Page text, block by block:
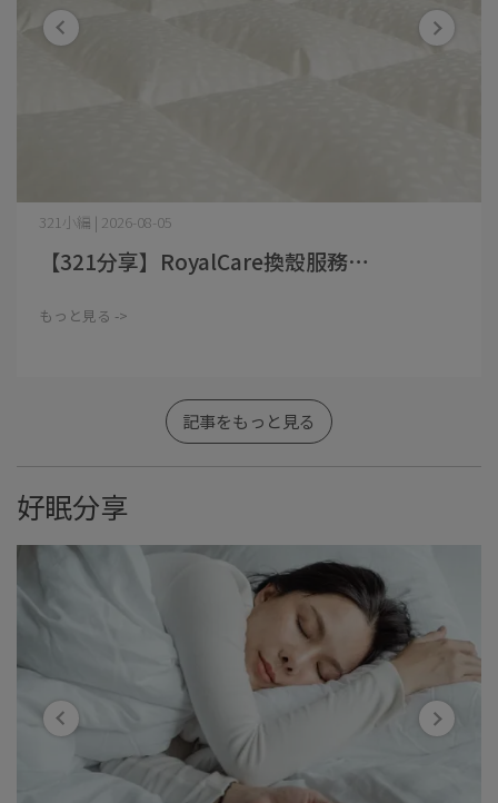
321小編 | 2026-08-05
【321分享】RoyalCare換殼服務⋯
もっと見る ->
記事をもっと見る
好眠分享